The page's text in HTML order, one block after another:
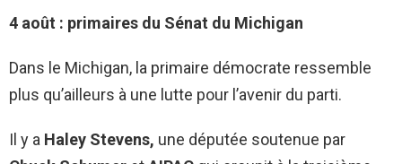
4 août : primaires du Sénat du Michigan
Dans le Michigan, la primaire démocrate ressemble
plus qu’ailleurs à une lutte pour l’avenir du parti.
Il y a Haley Stevens, une députée soutenue par